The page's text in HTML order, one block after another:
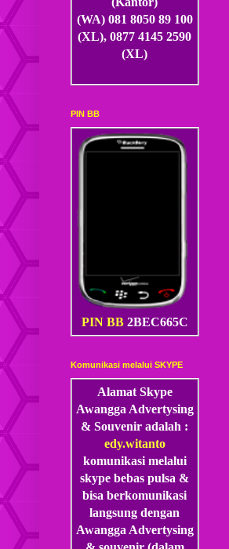
(WA) 081 8050 89 100
(XL), 0877 4145 2590
(XL)
PIN BB
PIN BB 2BEC665C
Komunikasi melalui SKYPE
Alamat Skype
Awangga Advertysing
& Souvenir adalah :
edy.witanto
komunikasi melalui
skype bebas pulsa &
bisa berkomunikasi
langsung dengan
Awangga Advertysing